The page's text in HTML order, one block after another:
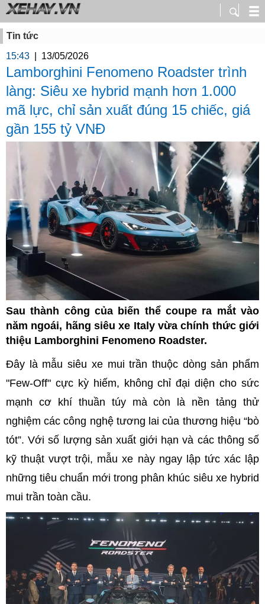
Tin tức
15:43
13/05/2026
Lamborghini Fenomeno Roadster trình
làng: Siêu xe hybrid mạnh hơn 1.000
mã lực, chỉ sản xuất đúng 15 chiếc, giá
gần 155 tỷ VNĐ
Sau thành công của biến thể coupe ra mắt vào
năm ngoái, hãng siêu xe Italy vừa chính thức giới
thiệu Lamborghini Fenomeno Roadster.
Đây là mẫu siêu xe mui trần thuộc dòng sản phẩm
"Few-Off" cực kỳ hiếm, không chỉ đại diện cho sức
mạnh cơ khí thuần túy mà còn là nền tảng thử
nghiệm các công nghệ tương lai của thương hiệu “bò
tót”. Với số lượng sản xuất giới hạn và các thông số
kỹ thuật vượt trội, mẫu xe này ngay lập tức xác lập
những tiêu chuẩn mới trong phân khúc siêu xe hybrid
mui trần toàn cầu.